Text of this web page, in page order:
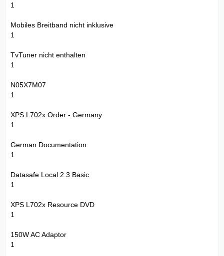
1
Mobiles Breitband nicht inklusive
1
TvTuner nicht enthalten
1
N05X7M07
1
XPS L702x Order - Germany
1
German Documentation
1
Datasafe Local 2.3 Basic
1
XPS L702x Resource DVD
1
150W AC Adaptor
1